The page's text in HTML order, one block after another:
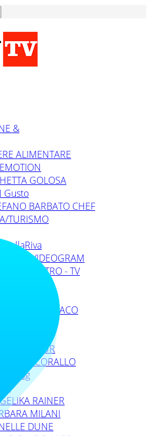
&
ALIMENTARE
GOLOSA
Gusto
BARBATO CHEF
TURISMO
CLUB VIDEOGRAM
- TEATRO - TV
MONACO
DEL CORALLO
RAINER
MILANI
DUNE